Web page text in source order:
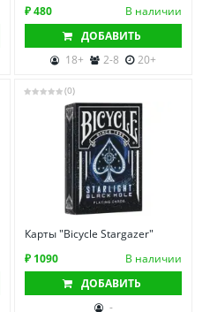
₽ 480
В наличии
ДОБАВИТЬ
18+
2-8 20+
(0)
Карты "Bicycle Stargazer"
₽ 1090
В наличии
ДОБАВИТЬ
-